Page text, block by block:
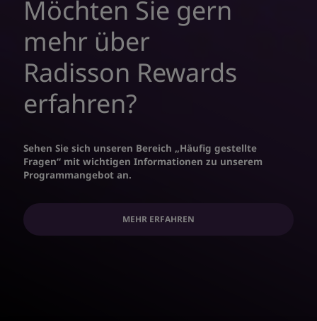
Möchten Sie gern
mehr über
Radisson Rewards
erfahren?
Sehen Sie sich unseren Bereich „Häufig gestellte
Fragen“ mit wichtigen Informationen zu unserem
Programmangebot an.
MEHR ERFAHREN